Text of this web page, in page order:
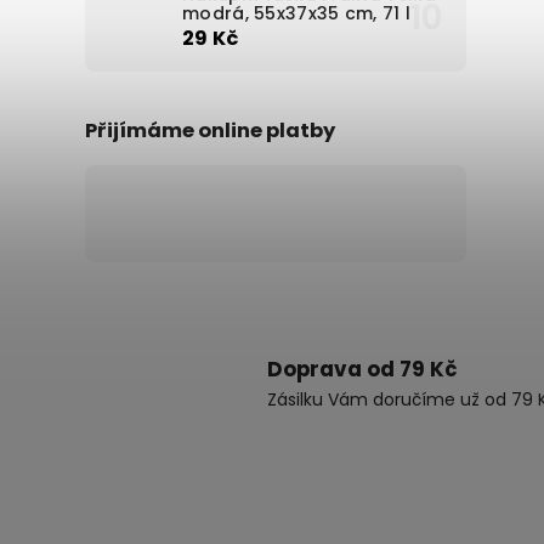
modrá, 55x37x35 cm, 71 l
29 Kč
Přijímáme online platby
Doprava od 79 Kč
Zásilku Vám doručíme už od 79